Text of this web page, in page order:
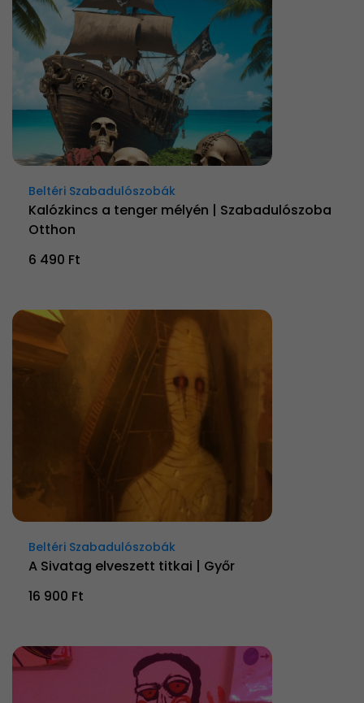
Beltéri Szabadulószobák
Kalózkincs a tenger mélyén | Szabadulószoba
Otthon
6 490 Ft
Beltéri Szabadulószobák
A Sivatag elveszett titkai | Győr
16 900 Ft